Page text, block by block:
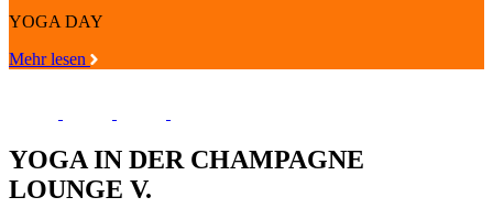
YOGA DAY
Mehr lesen
YOGA IN DER CHAMPAGNE
LOUNGE V.